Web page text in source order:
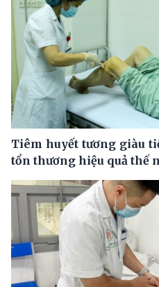
Tiêm huyết tương giàu
tổn thương hiệu quả thế